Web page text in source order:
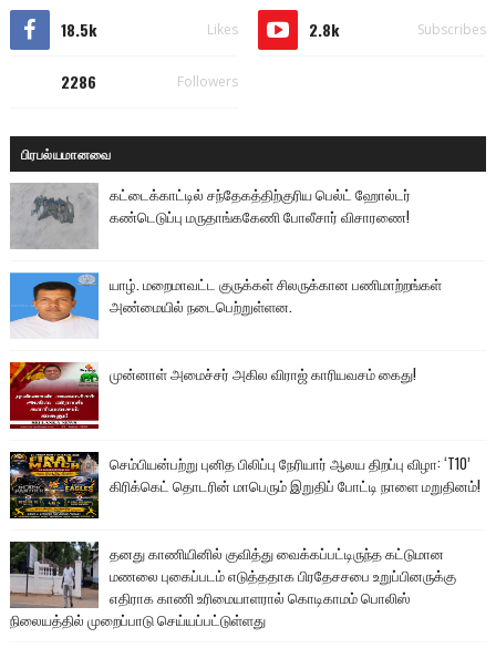
18.5k Likes 2.8k Subscribes
2286 Followers
பிரபல்யமானவை
கட்டைக்காட்டில் சந்தேகத்திற்குரிய பெல்ட் ஹோல்டர்
கண்டெடுப்பு மருதாங்ககேணி போலீசார் விசாரணை!
யாழ். மறைமாவட்ட குருக்கள் சிலருக்கான பணிமாற்றங்கள்
அண்மையில் நடைபெற்றுள்ளன.
முன்னாள் அமைச்சர் அகில விராஜ் காரியவசம் கைது!
செம்பியன்பற்று புனித பிலிப்பு நேரியார் ஆலய திறப்பு விழா: ‘T10’
கிரிக்கெட் தொடரின் மாபெரும் இறுதிப் போட்டி நாளை மறுதினம்!
தனது காணியினில் குவித்து வைக்கப்பட்டிருந்த கட்டுமான
மணலை புகைப்படம் எடுத்ததாக பிரதேசசபை உறுப்பினருக்கு
எதிராக காணி உரிமையாளரால் கொடிகாமம் பொலிஸ்
நிலையத்தில் முறைப்பாடு செய்யப்பட்டுள்ளது